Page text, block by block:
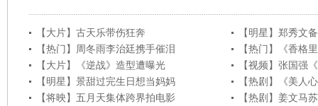
【大片】古天乐带伤狂奔
【明星】郑秀文
【热门】周冬雨李治廷携手催泪
【热门】《香格
【大片】《逆战》造型遭曝光
【视频】张国强
【明星】景甜过完生日想当妈妈
【热剧】《美人
【将映】五月天集体跨界拍电影
【热剧】姜文马